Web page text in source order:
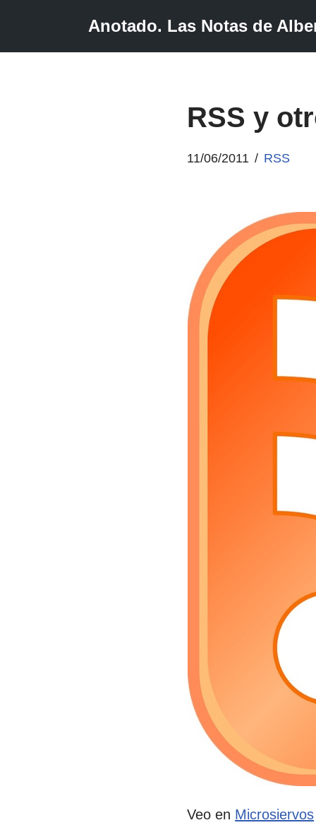
Anotado. Las Notas de
RSS y
11/06/2011 RSS
Veo en Microsiervos